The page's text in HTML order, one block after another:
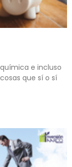
e incluso
que sí o sí